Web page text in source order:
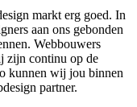
markt erg goed. In
aan ons gebonden
Webbouwers
zijn continu op de
kunnen wij jou binnen
partner.